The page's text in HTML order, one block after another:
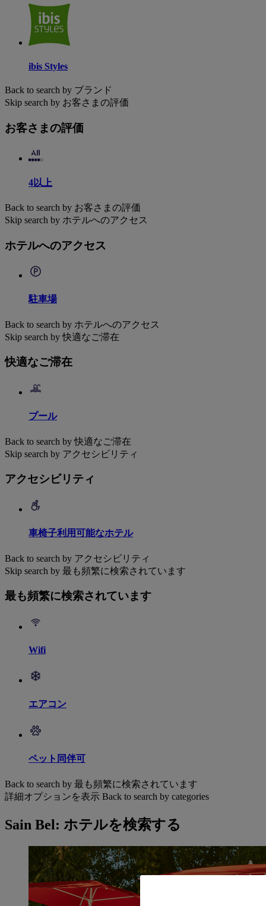
ibis Styles
Back to search by ブランド
Skip search by お客さまの評価
お客さまの評価
4以上
Back to search by お客さまの評価
Skip search by ホテルへのアクセス
ホテルへのアクセス
駐車場
Back to search by ホテルへのアクセス
Skip search by 快適なご滞在
快適なご滞在
プール
Back to search by 快適なご滞在
Skip search by アクセシビリティ
アクセシビリティ
車椅子利用可能なホテル
Back to search by アクセシビリティ
Skip search by 最も頻繁に検索されています
最も頻繁に検索されています
Wifi
エアコン
ペット同伴可
Back to search by 最も頻繁に検索されています
詳細オプションを表示 Back to search by categories
Sain Bel: ホテルを検索する